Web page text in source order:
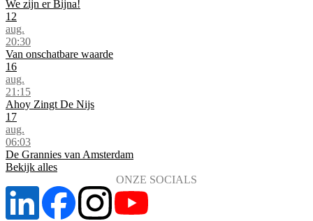
We zijn er Bijna!
12
aug.
20:30
Van onschatbare waarde
16
aug.
21:15
Ahoy Zingt De Nijs
17
aug.
06:03
De Grannies van Amsterdam
Bekijk alles
ONZE SOCIALS